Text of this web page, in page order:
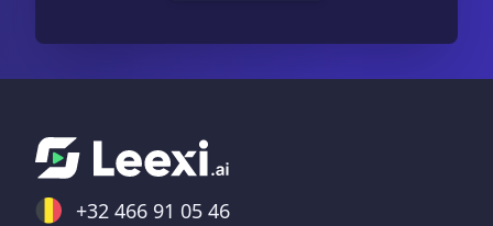
+32 466 91 05 46